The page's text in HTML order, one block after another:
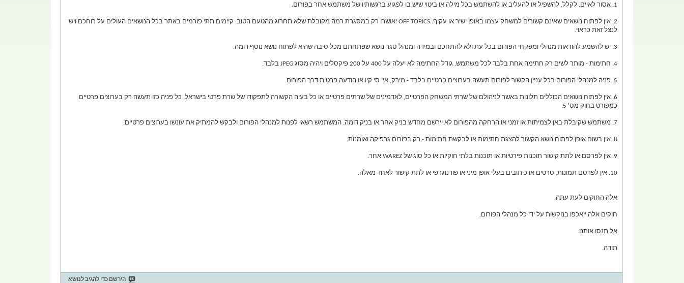
1. אסור לאיים, לקלל, להשפיל או להעליב או להשתמש בכל מילה או ביטוי שיש בו לפגוע ברגשותיו של משתמש אחר בפורום.
2. אין לפתוח נושאים שאינם קשורים למשחק עצמו באופן ישיר או עקיף. OFF TOPICS יאושרו רק במסגרת רמה מקובלת שלא תחרוג מהטעם הטוב. קיימים תתי פורמים באתר בכל הנושאים העולים על רוחכם ויש
לנצל זאת כראוי.
3. יש להשמע להוראות מנהלי ומפקחי הפורום בכל עת ולא להתחכם ובמידה ומנהל סגר נושא שפתחתם מכל סיבה שהיא לפתוח נושא נוסף דומה.
4. חתימות - מותר לשים רק חתימה אחת בלבד לכל משתמש. גודל החתימה לא יעלה על 400 על 200 פיקסלים ויהיה מסוג JPEG בלבד.
5. פניה למנהלי הפורום בכל עניין הקשור לפורום תעשה בערוצים פרטיים בלבד - מירק, איי סי קיו או הודעה פרטית דרך הפורום.
6. אין לפתוח נושאים הכוללים תלונות באשר לניהולם של שרתי המשחק הפרטיים, לאדמינים של שרתים פרטיים או כל בעיה הקשורה לתפקודו של שרת פרטי בישראל. כל פניה כזו תעשה רק בערוצים פרטיים
כמפורט בחוק מס' 5.
7. משתמש שקיבלת באן לצמיתות או זמני או הרחקה מהפורום לא יירשם מחדש בניק אחר או בניק דומה. המשתמש רשאי לפנות למנהלי הפורום ולבקש להמתיק את עונשו בערוצים פרטיים.
8. אין בשום אופן לפתוח נושא הקשור להצגת חתימות או לבקשת חתימות - רק בפורום גרפיקה ואומנות.
9. אין לפרסם או לתת קישור תוכנות פירטיות או תוכנות בלתי חוקיות או כל סוג של WAREZ אחר.
10. אין לפרסם תמונות, סרטים או כיתובים בעלי אופן מיני או פורנוגרפי או לתת קישור לאחד מאלה.
אלה החוקים לעת עתה.
חוקים אלה ייאכפו בנוקשות על ידי כל מנהלי הפורום.
אל תנסו אותנו.
תודה.
הירשם כדי להגיב לנושא